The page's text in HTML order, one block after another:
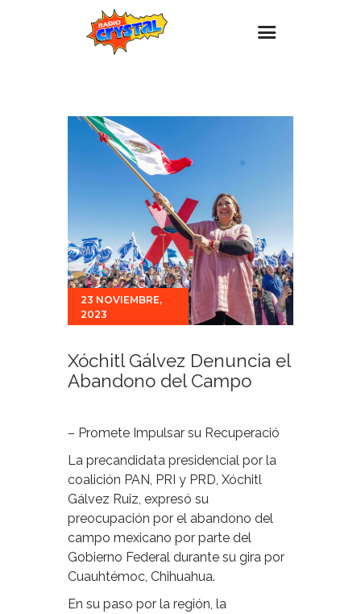
Estaciones
Eventos
Promociones
Para ti
Contacto
23 NOVIEMBRE,
2023
Xóchitl Gálvez Denuncia el
Abandono del Campo
– Promete Impulsar su Recuperació
La precandidata presidencial por la
coalición PAN, PRI y PRD, Xóchitl
Gálvez Ruiz, expresó su
preocupación por el abandono del
campo mexicano por parte del
Gobierno Federal durante su gira por
Cuauhtémoc, Chihuahua.
En su paso por la región, la